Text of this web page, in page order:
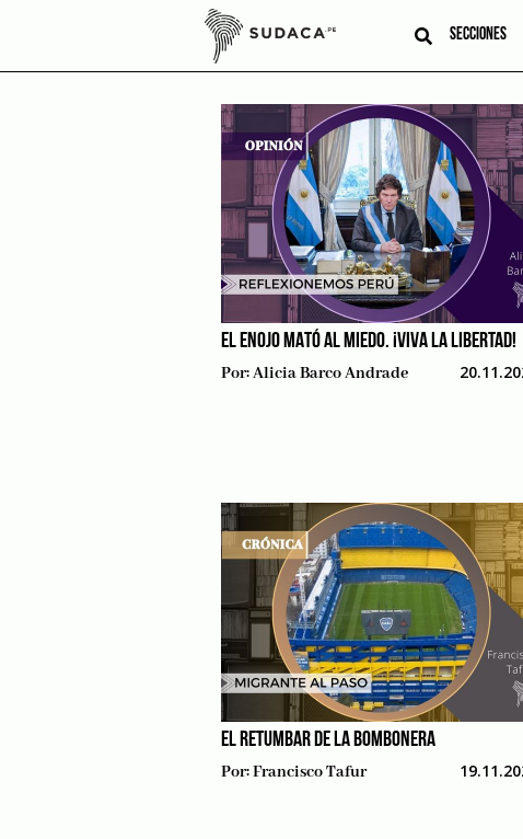
SECCIONES
EL ENOJO MATÓ AL MIEDO. ¡VIVA LA LIBERTAD!
Por:Alicia Barco Andrade
EL RETUMBAR DE LA BOMBONERA
Por:Francisco Tafur